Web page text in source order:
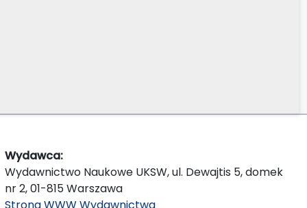
Wydawca:
Wydawnictwo Naukowe UKSW, ul. Dewajtis 5, domek
nr 2, 01-815 Warszawa